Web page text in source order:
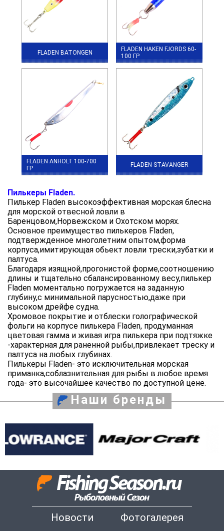
FLADEN BATONGEN
FLADEN HAKEN FJORDS 60-
100 ГР
FLADEN ANHOLT 100-700
ГР
FLADEN STAVANGER
Пилькеры Fladen.
Пилькер Fladen высокоэффективная морская блесна
для морской отвесной ловли в
Баренцовом,Норвежском и Охотском морях.
Основное преимущество пилькеров Fladen,
подтвержденное многолетним опытом,форма
корпуса,имитирующая обьект ловли трески,зубатки и
палтуса.
Благодаря изящной,прогонистой форме,соотношению
длины и тщательно сбалансированному весу,пилькер
Fladen моментально погружается на заданную
глубину,с минимальной парусностью,даже при
высоком дрейфе судна.
Хромовое покрытие и отблески голографической
фольги на корпусе пилькера Fladen, продуманная
цветовая гамма и живая игра пилькера при подтяжке
-характерная для раненной рыбы,привлекает треску и
палтуса на любых глубинах.
Пилькеры Fladen- это исключительная морская
приманка,соблазнительная для рыбы в любое время
года- это высочайшее качество по доступной цене.
Наши бренды
Новости Фотогалерея